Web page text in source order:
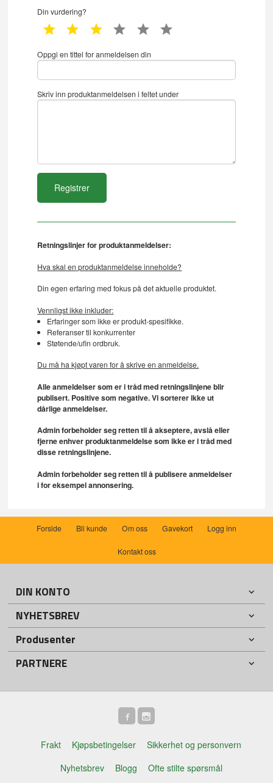
Din vurdering?
1 star 2 star 3 star 4 star 5 star
Oppgi en tittel for anmeldelsen din
Skriv inn produktanmeldelsen i feltet under
Retningslinjer for produktanmeldelser:
Hva skal en produktanmeldelse inneholde?
Din egen erfaring med fokus på det aktuelle produktet.
Vennligst ikke inkluder:
Erfaringer som ikke er produkt-spesifikke.
Referanser til konkurrenter
Støtende/ufin ordbruk.
Du må ha kjøpt varen for å skrive en anmeldelse.
Alle anmeldelser som er i tråd med retningslinjene blir
publisert. Positive som negative. Vi sorterer ikke ut
dårlige anmeldelser.
Admin forbeholder seg retten til å akseptere, avslå eller
fjerne enhver produktanmeldelse som ikke er i tråd med
disse retningslinjene.
Admin forbeholder seg retten til å publisere anmeldelser
i for eksempel annonsering.
Forside Bli kunde Om oss Gavekort Logg inn
Kontakt oss
DIN KONTO
NYHETSBREV
Produsenter
PARTNERE
Frakt Kjøpsbetingelser
Sikkerhet og personvern
Nyhetsbrev
Blogg Ofte stilte spørsmål